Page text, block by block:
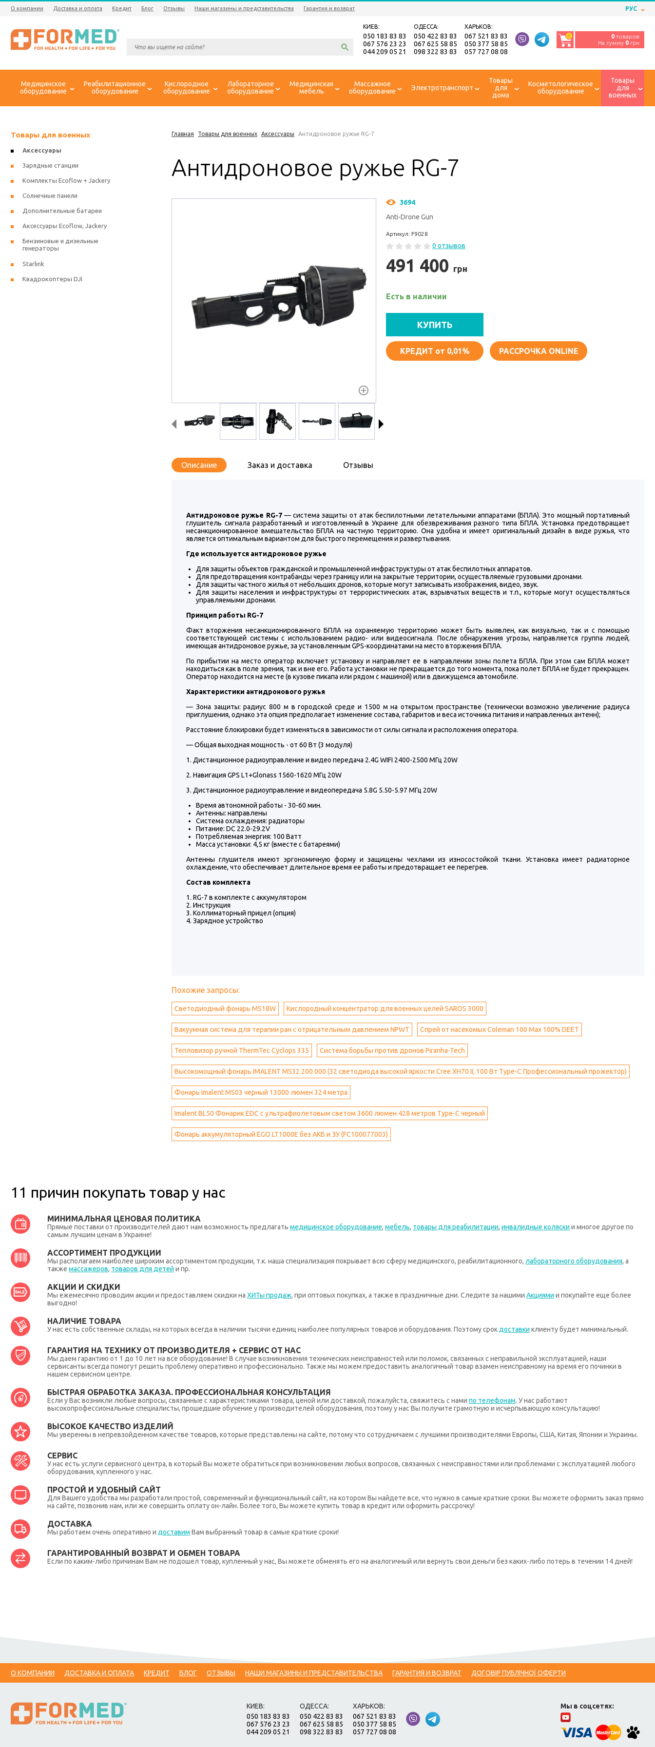
О компании Доставка и оплата Кредит Блог Отзывы Наши магазины и представительства Гарантия и возврат РУС
КИЕВ:
050 183 83 83
067 576 23 23
044 209 05 21
ОДЕССА:
050 422 83 83
067 625 58 85
098 322 83 83
ХАРЬКОВ:
067 521 83 83
050 377 58 85
057 727 08 08
0 0 товаров
На сумму 0 грн
Медицинское
оборудование
Реабилитационное
оборудование
Кислородное
оборудование
Лабораторное
оборудование
Медицинская
мебель
Массажное
оборудование
Электротранспорт
Товары
для
дома
Косметологическое
оборудование
Товары
для
военных
Главная Товары для военных Аксессуары Антидроновое ружье RG-7
Антидроновое ружье RG-7
3694
Anti-Drone Gun
Артикул: F9028
0 отзывов
491 400 грн
Есть в наличии
КУПИТЬ
КРЕДИТ от 0,01% РАССРОЧКА ONLINE
Описание Заказ и доставка Отзывы
Антидроновое ружье RG-7— система защиты от атак беспилотными летательными аппаратами (БПЛА). Это мощный портативный
глушитель сигнала разработанный и изготовленный в Украине для обезвреживания разного типа БПЛА. Установка предотвращает
несанкционированное вмешательство БПЛА на частную территорию. Она удобна и имеет оригинальный дизайн в виде ружья, что
является оптимальным вариантом для быстрого перемещения и развертывания.
Где используется антидроновое ружье
Для защиты объектов гражданской и промышленной инфраструктуры от атак беспилотных аппаратов.
Для предотвращения контрабанды через границу или на закрытые территории, осуществляемые грузовыми дронами.
Для защиты частного жилья от небольших дронов, которые могут записывать изображения, видео, звук.
Для защиты населения и инфраструктуры от террористических атак, взрывчатых веществ и т.п., которые могут осуществляться
управляемыми дронами.
Принцип работы RG-7
Факт вторжения несанкционированного БПЛА на охраняемую территорию может быть выявлен, как визуально, так и с помощью
соответствующей системы с использованием радио- или видеосигнала. После обнаружения угрозы, направляется группа людей,
имеющая антидроновое ружье, за установленным GPS-координатами на место вторжения БПЛА.
По прибытии на место оператор включает установку и направляет ее в направлении зоны полета БПЛА. При этом сам БПЛА может
находиться как в поле зрения, так и вне его. Работа установки не прекращается до того момента, пока полет БПЛА не будет прекращен.
Оператор находится на месте (в кузове пикапа или рядом с машиной) или в движущемся автомобиле.
Характеристики антидронового ружья
— Зона защиты: радиус 800 м в городской среде и 1500 м на открытом пространстве (технически возможно увеличение радиуса
приглушения, однако эта опция предполагает изменение состава, габаритов и веса источника питания и направленных антенн);
Расстояние блокировки будет изменяться в зависимости от силы сигнала и расположения оператора.
— Общая выходная мощность - от 60 Вт (3 модуля)
1. Дистанционное радиоуправление и видео передача 2.4G WIFI 2400-2500 МГц 20W
2. Навигация GPS L1+Glonass 1560-1620 МГц 20W
3. Дистанционное радиоуправление и видеопередача 5.8G 5.50-5.97 МГц 20W
Время автономной работы - 30-60 мин.
Антенны: направлены
Система охлаждения: радиаторы
Питание: DC 22.0-29.2V
Потребляемая энергия: 100 Ватт
Масса установки: 4,5 кг (вместе с батареями)
Антенны глушителя имеют эргономичную форму и защищены чехлами из износостойкой ткани. Установка имеет радиаторное
охлаждение, что обеспечивает длительное время ее работы и предотвращает ее перегрев.
Состав комплекта
RG-7 в комплекте с аккумулятором
Инструкция
Коллиматорный прицел (опция)
Зарядное устройство
Похожие запросы:
Светодиодный фонарь MS18W Кислородный концентратор для военных целей SAROS 3000
Вакуумная система для терапии ран с отрицательным давлением NPWT Спрей от насекомых Coleman 100 Max 100% DEET
Тепловизор ручной ThermTec Cyclops 335 Система борьбы против дронов Piranha-Tech
Высокомощный фонарь IMALENT MS32 200 000 (32 светодиода высокой яркости Cree XH70 II, 100 Вт Type-C Профессиональный прожектор)
Фонарь Imalent MS03 черный 13000 люмен 324 метра
Imalent BL50 Фонарик EDC с ультрафиолетовым светом 3600 люмен 428 метров Type-C черный
Фонарь аккумуляторный EGO LT1000E без АКБ и ЗУ (FC100077003)
Товары для военных
Аксессуары
Зарядные станции
Комплекты Ecoflow + Jackery
Солнечные панели
Дополнительные батареи
Аксессуары Ecoflow, Jackery
Бензиновые и дизельные
генераторы
Starlink
Квадрокоптеры DJI
11 причин покупать товар у нас
МИНИМАЛЬНАЯ ЦЕНОВАЯ ПОЛИТИКА
Прямые поставки от производителей дают нам возможность предлагать медицинское оборудование, мебель, товары для реабилитации, инвалидные коляски и многое другое по
самым лучшим ценам в Украине!
АССОРТИМЕНТ ПРОДУКЦИИ
Мы располагаем наиболее широким ассортиментом продукции, т.к. наша специализация покрывает всю сферу медицинского, реабилитационного, лабораторного оборудования, а
также массажеров, товаров для детей и пр.
АКЦИИ И СКИДКИ
Мы ежемесячно проводим акции и предоставляем скидки на ХИТы продаж, при оптовых покупках, а также в праздничные дни. Следите за нашими Акциями и покупайте еще более
выгодно!
НАЛИЧИЕ ТОВАРА
У нас есть собственные склады, на которых всегда в наличии тысячи единиц наиболее популярных товаров и оборудования. Поэтому срок доставки клиенту будет минимальный.
ГАРАНТИЯ НА ТЕХНИКУ ОТ ПРОИЗВОДИТЕЛЯ + СЕРВИС ОТ НАС
Мы даем гарантию от 1 до 10 лет на все оборудование! В случае возникновения технических неисправностей или поломок, связанных с неправильной эксплуатацией, наши
сервисанты всегда помогут решить проблему оперативно и профессионально. Также мы можем предоставить аналогичный товар взамен неисправному на время его починки в
нашем сервисном центре.
БЫСТРАЯ ОБРАБОТКА ЗАКАЗА. ПРОФЕССИОНАЛЬНАЯ КОНСУЛЬТАЦИЯ
Если у Вас возникли любые вопросы, связанные с характеристиками товара, ценой или доставкой, пожалуйста, свяжитесь с нами по телефонам. У нас работают
высокопрофессиональные специалисты, прошедшие обучение у производителей оборудования, поэтому у нас Вы получите грамотную и исчерпывающую консультацию!
ВЫСОКОЕ КАЧЕСТВО ИЗДЕЛИЙ
Мы уверенны в непревзойденном качестве товаров, которые представлены на сайте, потому что сотрудничаем с лучшими производителями Европы, США, Китая, Японии и Украины.
СЕРВИС
У нас есть услуги сервисного центра, в который Вы можете обратиться при возникновении любых вопросов, связанных с неисправностями или проблемами с эксплуатацией любого
оборудования, купленного у нас.
ПРОСТОЙ И УДОБНЫЙ САЙТ
Для Вашего удобства мы разработали простой, современный и функциональный сайт, на котором Вы найдете все, что нужно в самые краткие сроки. Вы можете оформить заказ прямо
на сайте, позвонив нам, или же совершить оплату он-лайн. Более того, Вы можете купить товар в кредит или оформить рассрочку!
ДОСТАВКА
Мы работаем очень оперативно и доставим Вам выбранный товар в самые краткие сроки!
ГАРАНТИРОВАННЫЙ ВОЗВРАТ И ОБМЕН ТОВАРА
Если по каким-либо причинам Вам не подошел товар, купленный у нас, Вы можете обменять его на аналогичный или вернуть свои деньги без каких-либо потерь в течении 14 дней!
О КОМПАНИИ ДОСТАВКА И ОПЛАТА КРЕДИТ БЛОГ ОТЗЫВЫ НАШИ МАГАЗИНЫ И ПРЕДСТАВИТЕЛЬСТВА ГАРАНТИЯ И ВОЗВРАТ ДОГОВІР ПУБЛІЧНОЇ ОФЕРТИ
КИЕВ:
050 183 83 83
067 576 23 23
044 209 05 21
ОДЕССА:
050 422 83 83
067 625 58 85
098 322 83 83
ХАРЬКОВ:
067 521 83 83
050 377 58 85
057 727 08 08
Мы в соцсетях: